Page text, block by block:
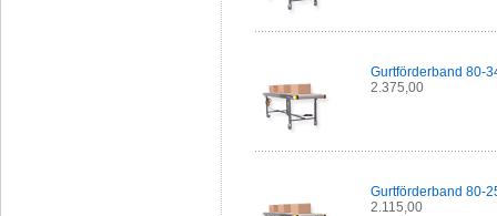
Gurtförderband 80-
2.375,00
Gurtförderband 80-
2.115,00